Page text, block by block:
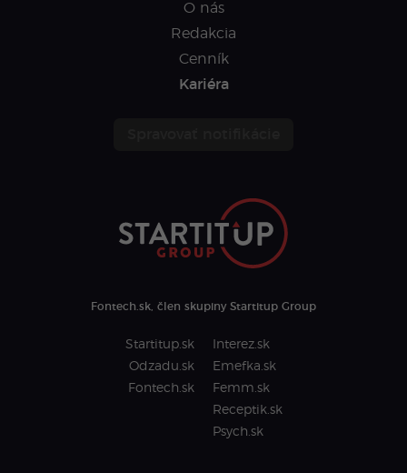
O nás
Redakcia
Cenník
Kariéra
Fontech.sk, člen skupiny Startitup Group
Startitup.sk
Odzadu.sk
Fontech.sk
Interez.sk
Emefka.sk
Femm.sk
Receptik.sk
Psych.sk